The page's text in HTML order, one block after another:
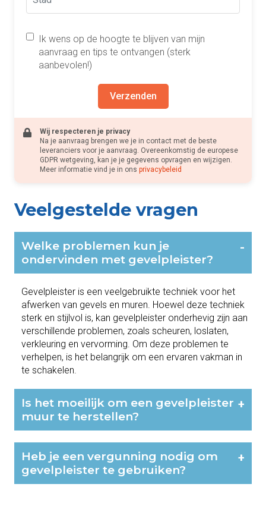
Ik wens op de hoogte te blijven van mijn
aanvraag en tips te ontvangen (sterk
aanbevolen!)
Verzenden
Wij respecteren je privacy
Na je aanvraag brengen we je in contact met de beste
leveranciers voor je aanvraag. Overeenkomstig de europese
GDPR wetgeving, kan je je gegevens opvragen en wijzigen.
Meer informatie vind je in ons privacybeleid
Veelgestelde vragen
Welke problemen kun je
ondervinden met gevelpleister?
-
Gevelpleister is een veelgebruikte techniek voor het
afwerken van gevels en muren. Hoewel deze techniek
sterk en stijlvol is, kan gevelpleister onderhevig zijn aan
verschillende problemen, zoals scheuren, loslaten,
verkleuring en vervorming. Om deze problemen te
verhelpen, is het belangrijk om een ervaren vakman in
te schakelen.
Is het moeilijk om een gevelpleister
muur te herstellen?
+
Heb je een vergunning nodig om
gevelpleister te gebruiken?
+